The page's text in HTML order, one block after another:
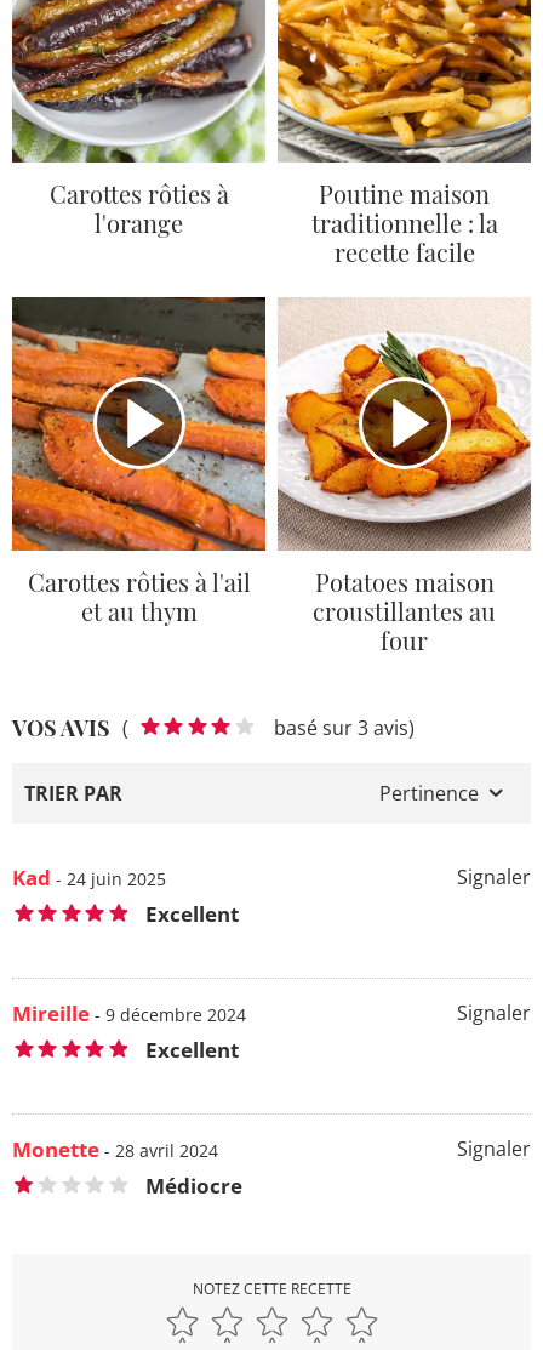
Carottes rôties à
l'orange
Poutine maison
traditionnelle : la
recette facile
Carottes rôties à l'ail
et au thym
Potatoes maison
croustillantes au
four
VOS AVIS ( basé sur 3 avis)
TRIER PAR Pertinence
Signaler
Kad - 24 juin 2025
Excellent
Signaler
Mireille - 9 décembre 2024
Excellent
Signaler
Monette - 28 avril 2024
Médiocre
NOTEZ CETTE RECETTE